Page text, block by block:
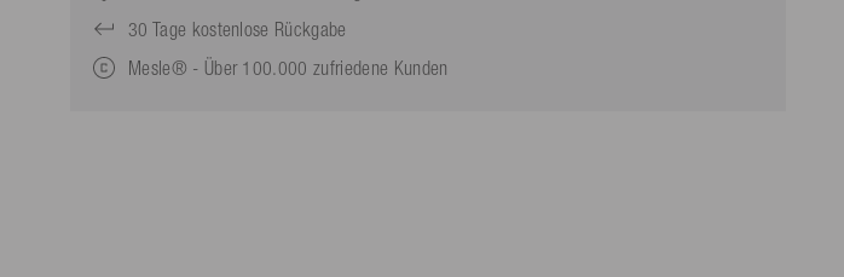
30 Tage kostenlose Rückgabe
Mesle® - Über 100.000 zufriedene Kunden